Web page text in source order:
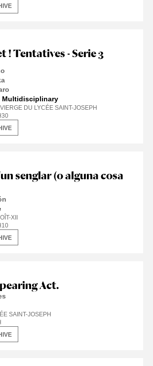
! Tentatives - Serie 3
Multidisciplinary
DU LYCÉE SAINT-JOSEPH
30
senglar (o alguna cosa
XII
10
Act.
SAINT-JOSEPH